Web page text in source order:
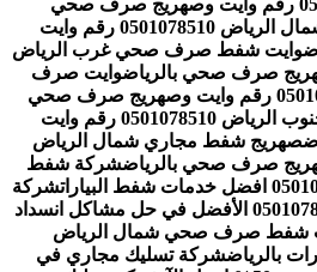
وايت صرف صحي شمال الرياض 0501078510 رقم وايت
وايت شفط صرف صحي غرب الرياض
وايت صرف
صحي شرق الرياض 0501078510 رقم وايت وصهريج صرف صحي
وايت صرف صحي جنوب الرياض 0501078510 رقم وايت
صهريج شفط مجاري شمال الرياض
شركة شفط
شركة
تسليك مجاري بالرياض 0501078510 الأفضل في حل مشاكل انسداد
شفط صرف صحي شمال الرياض
شركة تسليك مجاري في